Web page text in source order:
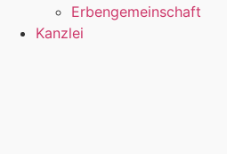
Erbengemeinschaft
Kanzlei